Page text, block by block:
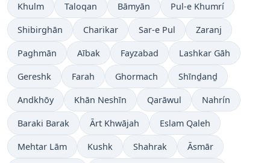
Khulm Taloqan Bāmyān Pul-e Khumrí
Shibirghān Charikar Sar-e Pul Zaranj
Paghmān Aībak Fayzabad Lashkar Gāh
Gereshk Farah Ghormach Shīnḏanḏ
Andkhōy Khān Neshīn Qarāwul Nahrín
Baraki Barak Ārt Khwājah Eslam Qaleh
Mehtar Lām Kushk Shahrak Āsmār